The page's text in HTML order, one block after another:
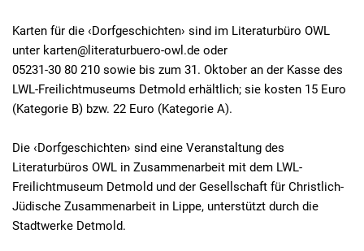
Karten für die ‹Dorfgeschichten› sind im Literaturbüro OWL
unter karten@literaturbuero-owl.de oder
05231-30 80 210 sowie bis zum 31. Oktober an der Kasse des
LWL-Freilichtmuseums Detmold erhältlich; sie kosten 15 Euro
(Kategorie B) bzw. 22 Euro (Kategorie A).
Die ‹Dorfgeschichten› sind eine Veranstaltung des
Literaturbüros OWL in Zusammenarbeit mit dem LWL-
Freilichtmuseum Detmold und der Gesellschaft für Christlich-
Jüdische Zusammenarbeit in Lippe, unterstützt durch die
Stadtwerke Detmold.